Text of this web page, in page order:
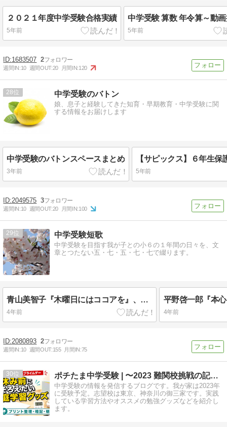
２０２１年度中学受験合格実績
5年前
中学受験 算数 年令算～動
5年前
1683507 2
週間IN:10 週間OUT:20 月間IN:120
28 中学受験のバトン
娘、息子と経験してきた知育・早期教育・中学受験に関
する情報をお届けします
中学受験のバトンスペースまとめ
3年前 5年前
2049575 3
週間IN:10 週間OUT:20 月間IN:100
29 中学受験短歌
中学受験を目指す我が子との小６の１年間の日々を、文
章とつたない五・七・五・七・七で綴ります。
青山美智子『木曜日にはココアを』、谷瑞恵『神さまのいうとおり』を読んでみた
4年前 4年前
2080893 2
週間IN:10 週間OUT:155 月間IN:75
30 ポチたま中学受験 | 〜2023 難関校挑戦の記録〜
中学受験の情報を発信するブログです。我が家は2023年
に受験予定。志望校は東京、神奈川の御三家です。実践
している学習方法やオススメの勉強グッズなどを紹介し
ます。